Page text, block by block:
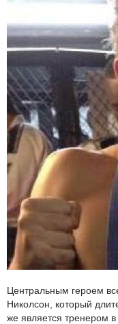
Центральным героем
Николсон, который
же является тренером